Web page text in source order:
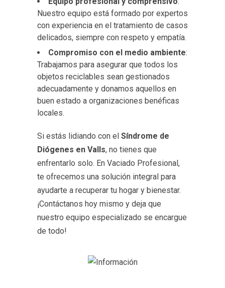
Nuestro equipo está formado por expertos
con experiencia en el tratamiento de casos
delicados, siempre con respeto y empatía.
Compromiso con el medio ambiente:
Trabajamos para asegurar que todos los
objetos reciclables sean gestionados
adecuadamente y donamos aquellos en
buen estado a organizaciones benéficas
locales.
Si estás lidiando con el Síndrome de
Diógenes en Valls, no tienes que
enfrentarlo solo. En Vaciado Profesional,
te ofrecemos una solución integral para
ayudarte a recuperar tu hogar y bienestar.
¡Contáctanos hoy mismo y deja que
nuestro equipo especializado se encargue
de todo!